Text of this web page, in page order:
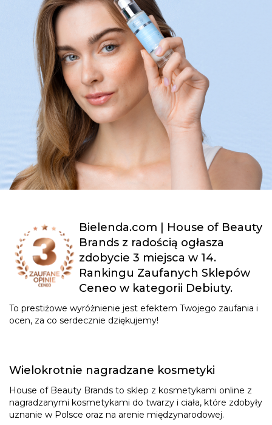
Bielenda.com | House of Beauty
Brands z radością ogłasza
zdobycie 3 miejsca w 14.
Rankingu Zaufanych Sklepów
Ceneo w kategorii Debiuty.
To prestiżowe wyróżnienie jest efektem Twojego zaufania i
ocen, za co serdecznie dziękujemy!
Wielokrotnie nagradzane kosmetyki
House of Beauty Brands to sklep z kosmetykami online z
nagradzanymi kosmetykami do twarzy i ciała, które zdobyły
uznanie w Polsce oraz na arenie międzynarodowej.